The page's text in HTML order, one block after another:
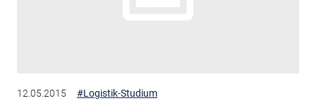
12.05.2015 #Logistik-Studium